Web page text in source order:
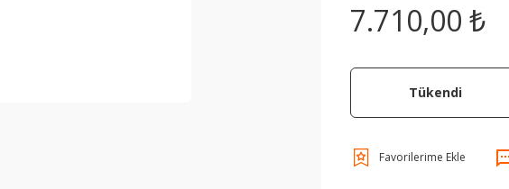
7.710,00 ₺
Tükendi